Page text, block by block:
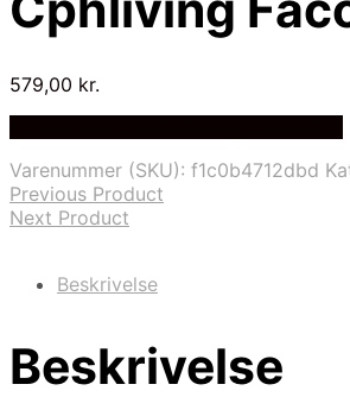
579,00 kr.
Varenummer (SKU): f1c0b4712dbd
Previous Product
Next Product
Beskrivelse
Beskrivelse